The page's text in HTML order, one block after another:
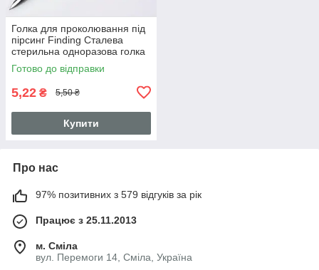
Голка для проколювання під
пірсинг Finding Сталева
стерильна одноразова голка
16G Сталистий 1.2 мм
Готово до відправки
5,22 ₴ 5,50 ₴
Купити
Про нас
97% позитивних з 579 відгуків за рік
Працює з 25.11.2013
м. Сміла
вул. Перемоги 14, Сміла, Україна